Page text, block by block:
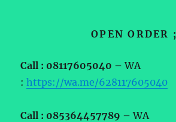
OPEN ORDER ;
Call : 08117605040 –WA
:https://wa.me/628117605040
Call : 085364457789 –WA